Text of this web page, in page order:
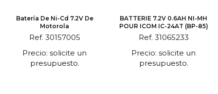
Batería De Ni-Cd 7.2V De
Motorola
Ref. 30157005
Precio: solicite un
presupuesto.
BATTERIE 7.2V 0.6AH NI-MH
POUR ICOM IC-24AT (BP-85)
Ref. 31065233
Precio: solicite un
presupuesto.